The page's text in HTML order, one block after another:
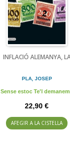
INFLACIÓ ALEMANYA,
PLA, JOSEP
Sense estoc Te'l
22,90 €
AFEGIR A LA CISTELLA